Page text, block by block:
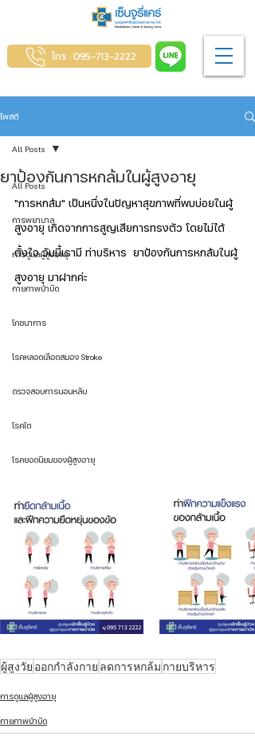
โทร : 095-713-2222
โพสต์
All Posts
การพยาบาล
การดูแลผู้สูงอายุ
กายภาพบำบัด
โภชนาการ
โรคหลอดเลือดสมอง Stroke
ตรวจสอบการนอนหลับ
โรคไต
โรคยอดนิยมของผู้สูงอายุ
All Posts
ยาป้องกันการหกล้มในผู้สูงอายุ
"การหกล้ม" เป็นหนึ่งในปัญหาสุขภาพที่พบบ่อยในผู้
สูงอายุ เกิดจากการสูญเสียการทรงตัว โดยไม่ได้
ตั้งใจ วันนี้เรามี ท่าบริหาร  ยาป้องกันการหกล้มในผู้
สูงอายุ มาฝากค่ะ
ผู้สูงวัย ออกกำลังกาย ลดการหกล้ม กายบริหาร
การดูแลผู้สูงอายุ
กายภาพบำบัด